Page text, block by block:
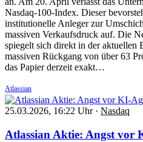
Nasdaq-100-Index. Dieser
institutionelle Anleger zur
massiven Verkaufsdruck auf. Die
spiegelt sich direkt in der aktuellen
massiven Rückgang von über 63
das Papier derzeit exakt…
Atlassian
25.03.2026, 16:22 Uhr · Nasdaq
Atlassian Aktie: Angst vor